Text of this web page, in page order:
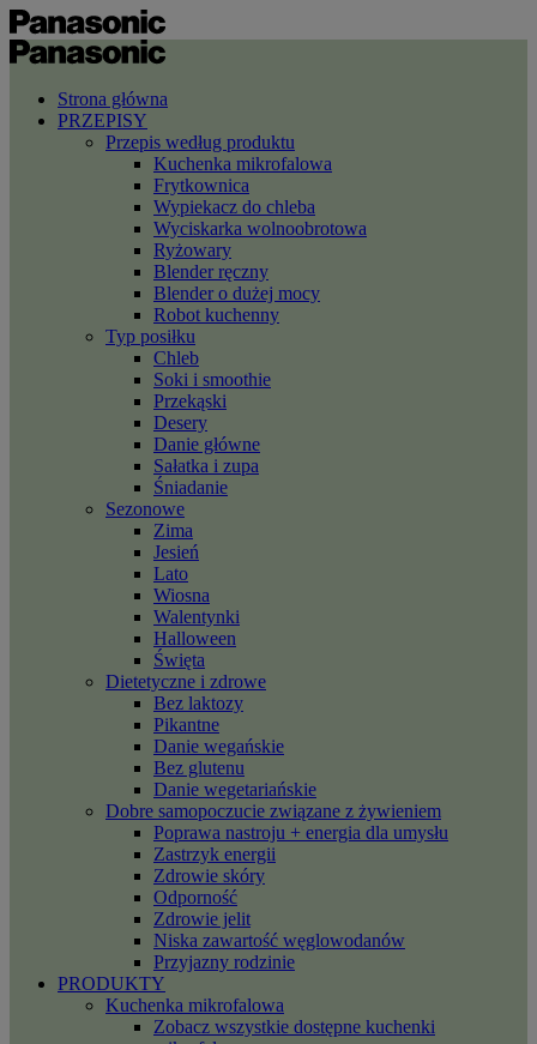
Strona główna
PRZEPISY
Przepis według produktu
Kuchenka mikrofalowa
Frytkownica
Wypiekacz do chleba
Wyciskarka wolnoobrotowa
Ryżowary
Blender ręczny
Blender o dużej mocy
Robot kuchenny
Typ posiłku
Chleb
Soki i smoothie
Przekąski
Desery
Danie główne
Sałatka i zupa
Śniadanie
Sezonowe
Zima
Jesień
Lato
Wiosna
Walentynki
Halloween
Święta
Dietetyczne i zdrowe
Bez laktozy
Pikantne
Danie wegańskie
Bez glutenu
Danie wegetariańskie
Dobre samopoczucie związane z żywieniem
Poprawa nastroju + energia dla umysłu
Zastrzyk energii
Zdrowie skóry
Odporność
Zdrowie jelit
Niska zawartość węglowodanów
Przyjazny rodzinie
PRODUKTY
Kuchenka mikrofalowa
Zobacz wszystkie dostępne kuchenki